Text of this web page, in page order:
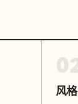
风格